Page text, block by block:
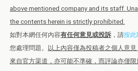
above mentioned company and its staff.
the contents herein is strictly prohibited.
如對本網任何內容有任何意見或投訴 ，請按此
您處理問題。
以上內容僅為投稿者之個人意
來自官方渠道，亦可能不準確，而評論亦僅